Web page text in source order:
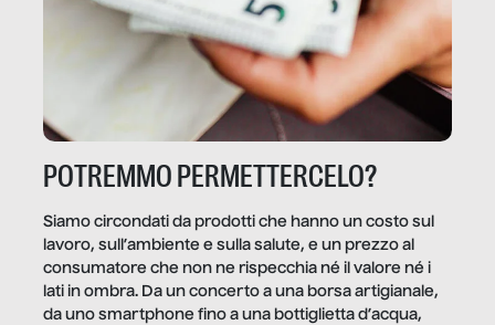
POTREMMO PERMETTERCELO?
Siamo circondati da prodotti che hanno un costo sul
lavoro, sull’ambiente e sulla salute, e un prezzo al
consumatore che non ne rispecchia né il valore né i
lati in ombra. Da un concerto a una borsa artigianale,
da uno smartphone fino a una bottiglietta d’acqua,